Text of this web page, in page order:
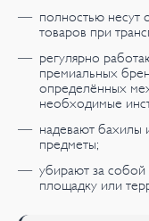
полностью несут
товаров при
регулярно
премиальных
определённых
необходимые
надевают бахилы
предметы;
убирают за собой
площадку или